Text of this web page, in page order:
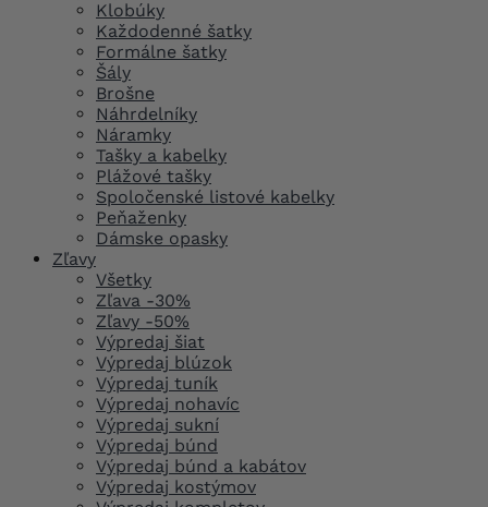
Klobúky
Každodenné šatky
Formálne šatky
Šály
Brošne
Náhrdelníky
Náramky
Tašky a kabelky
Plážové tašky
Spoločenské listové kabelky
Peňaženky
Dámske opasky
Zľavy
Všetky
Zľava -30%
Zľavy -50%
Výpredaj šiat
Výpredaj blúzok
Výpredaj tuník
Výpredaj nohavíc
Výpredaj sukní
Výpredaj búnd
Výpredaj búnd a kabátov
Výpredaj kostýmov